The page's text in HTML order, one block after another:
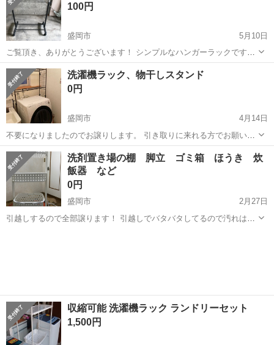
ズや汚れはご...
100円
盛岡市
5月10日
ご覧頂き、ありがとうございます！ シンプルなハンガーラックです。
良かったらどうぞ！ 自己紹介を見て頂き、お問い合わせを宜しくお願
いします。
岩手 盛岡市 収納家具 ラック
洗濯機ラック、物干しスタンド
0円
盛岡市
4月14日
不要になりましたのでお譲りします。 引き取りに来れる方でお願いし
ます。 ・洗濯機ラック ブラウン色、幅80ｃｍ（伸縮できます）、奥行
45ｃｍ（棚部分は25ｃｍ）、高さ170ｃｍ程です。 ・物干しスタンド
ブラウ...
岩手 盛岡市 収納家具 物干しスタンド
洗剤置き場の棚 脚立 ゴミ箱 ほうき 炊
飯器 など
0円
盛岡市
2月27日
引越しするので全部譲ります！ 引越しでバタバタしてるので汚れはま
収縮可能 洗濯機ラック ランドリーセット
1,500円